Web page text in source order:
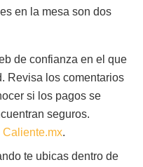
en la mesa son dos
de confianza en el que
Revisa los comentarios
si los pagos se
seguros.
Caliente.mx.
te ubicas dentro de